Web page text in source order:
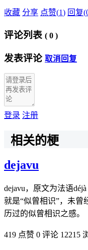
收藏 分享 点赞(1) 回复(
评论列表 ( 0 )
发表评论 取消回复
登录 注册
相关的梗
dejavu
dejavu，原文为法语
就是“似曾相识”，未曾
历过的似曾相识之感。
419 点赞 0 评论 12215